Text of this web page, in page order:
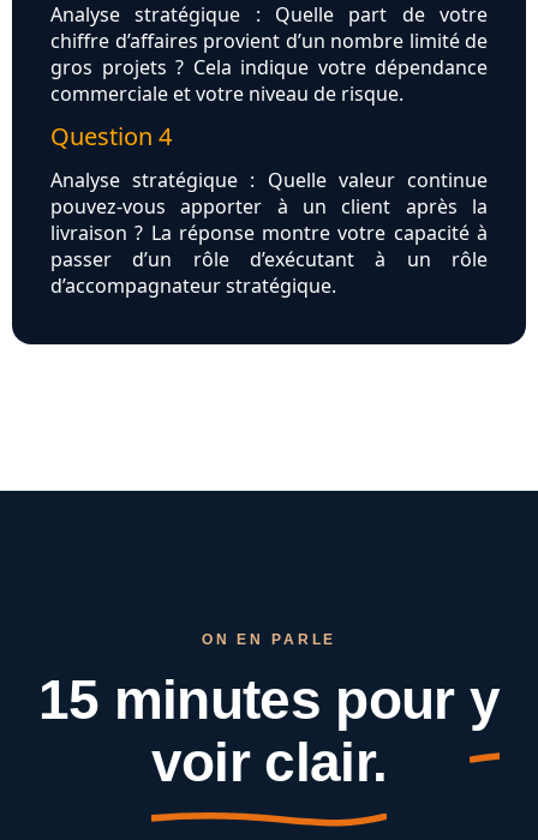
Analyse stratégique : Quelle part de votre
chiffre d’affaires provient d’un nombre limité de
gros projets ? Cela indique votre dépendance
commerciale et votre niveau de risque.
Question 4
Analyse stratégique : Quelle valeur continue
pouvez-vous apporter à un client après la
livraison ? La réponse montre votre capacité à
passer d’un rôle d’exécutant à un rôle
d’accompagnateur stratégique.
ON EN PARLE
15 minutes pour y
voir clair.